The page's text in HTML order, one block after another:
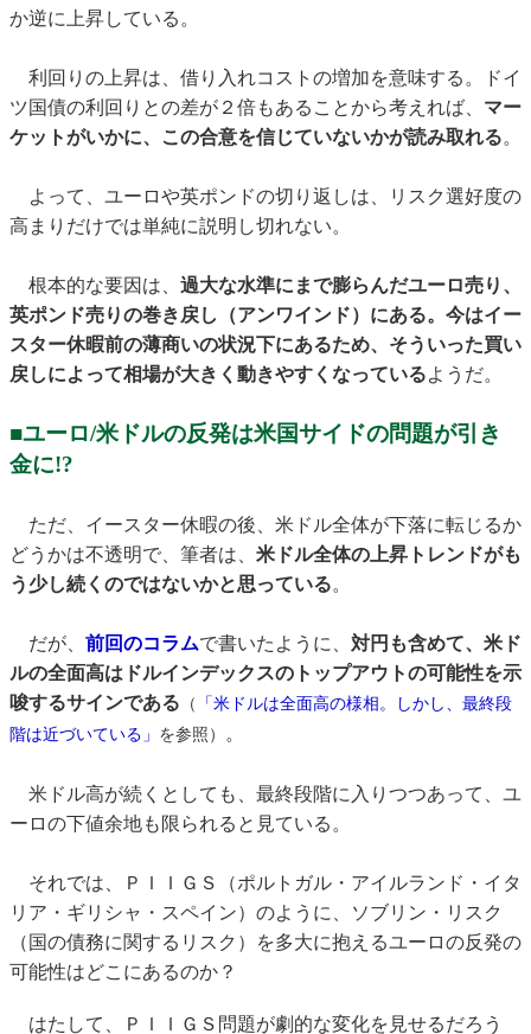
か逆に上昇している。
利回りの上昇は、借り入れコストの増加を意味する。ドイ
ツ国債の利回りとの差が２倍もあることから考えれば、 マー
ケットがいかに、この合意を信じていないかが読み取れる。
よって、ユーロや英ポンドの切り返しは、リスク選好度の
高まりだけでは単純に説明し切れない。
根本的な要因は、 過大な水準にまで膨らんだユーロ売り、
英ポンド売りの巻き戻し（アンワインド）にある。今はイー
スター休暇前の薄商いの状況下にあるため、そういった買い
戻しによって相場が大きく動きやすくなっているようだ。
■ユーロ/米ドルの反発は米国サイドの問題が引き
金に!?
ただ、イースター休暇の後、米ドル全体が下落に転じるか
どうかは不透明で、筆者は、 米ドル全体の上昇トレンドがも
う少し続くのではないかと思っている。
だが、 前回のコラムで書いたように、 対円も含めて、米ド
ルの全面高はドルインデックスのトップアウトの可能性を示
唆するサインである （
「米ドルは全面高の様相。しかし、最終段
階は近づいている」 を参照） 。
米ドル高が続くとしても、最終段階に入りつつあって、ユ
ーロの下値余地も限られると見ている。
それでは、ＰＩＩＧＳ（ポルトガル・アイルランド・イタ
リア・ギリシャ・スペイン）のように、ソブリン・リスク
（国の債務に関するリスク）を多大に抱えるユーロの反発の
可能性はどこにあるのか？
はたして、ＰＩＩＧＳ問題が劇的な変化を見せるだろう